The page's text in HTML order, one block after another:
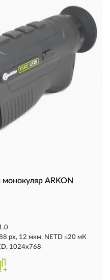
ARKON
рх, 12 мкм, NETD ≤20 мК
1024х768